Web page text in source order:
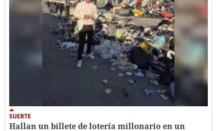
SUERTE
Hallan un billete de lotería millonario en un